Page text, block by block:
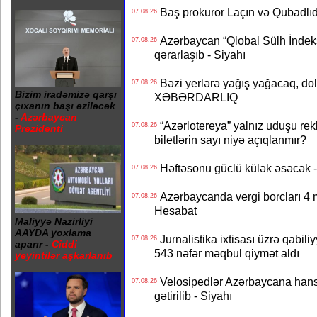
Bizim iradəmizə qarşı
çıxanın başı əziləcək
- Azərbaycan
Prezidenti
Maliyyə Nazirliyi
AAYDA yoxlama
aparır - Ciddi
yeyintilər aşkarlanıb
07.08.26Baş prokuror Laçın və
07.08.26Azərbaycan “Qlobal Sülh
qərarlaşıb - Siyahı
07.08.26Bəzi yerlərə yağış yağacaq,
XƏBƏRDARLIQ
07.08.26“Azərlotereya” yalnız uduşu
biletlərin sayı niyə açıqlanmır?
07.08.26Həftəsonu güclü külək əsəcək
07.08.26Azərbaycanda vergi borcları 4
Hesabat
07.08.26Jurnalistika ixtisası üzrə
543 nəfər məqbul qiymət aldı
07.08.26Velosipedlər Azərbaycana
gətirilib - Siyahı